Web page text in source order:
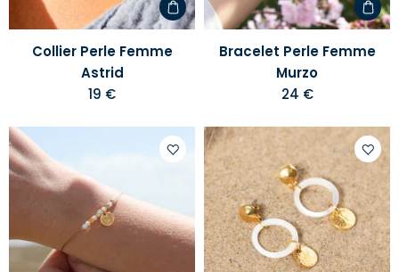
Collier Perle Femme
Astrid
19 €
Bracelet Perle Femme
Murzo
24 €
Ajouter
votre
liste
d'envies
à
votre
liste